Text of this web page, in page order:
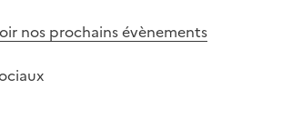
nos prochains évènements